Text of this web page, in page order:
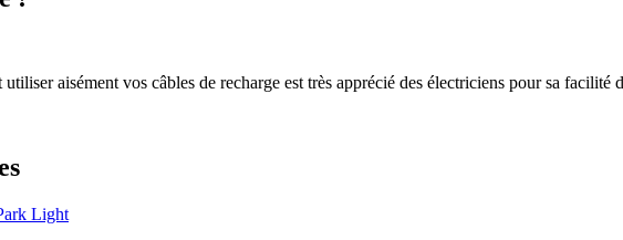
aisément vos câbles de recharge est très apprécié des électriciens pour sa facilité